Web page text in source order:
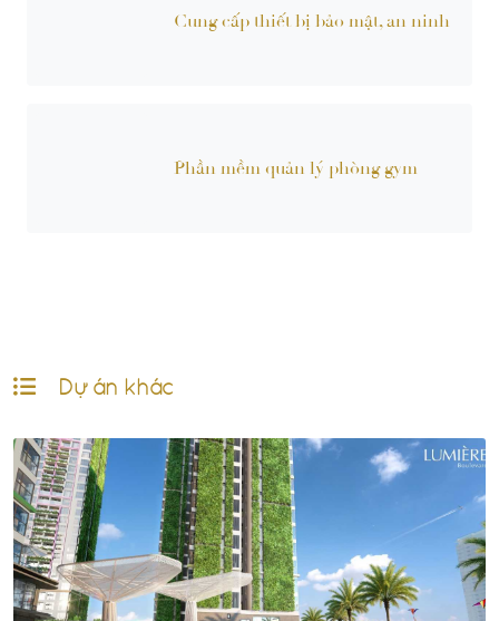
Cung cấp thiết bị bảo mật, an ninh
Phần mềm quản lý phòng gym
Dự án khác